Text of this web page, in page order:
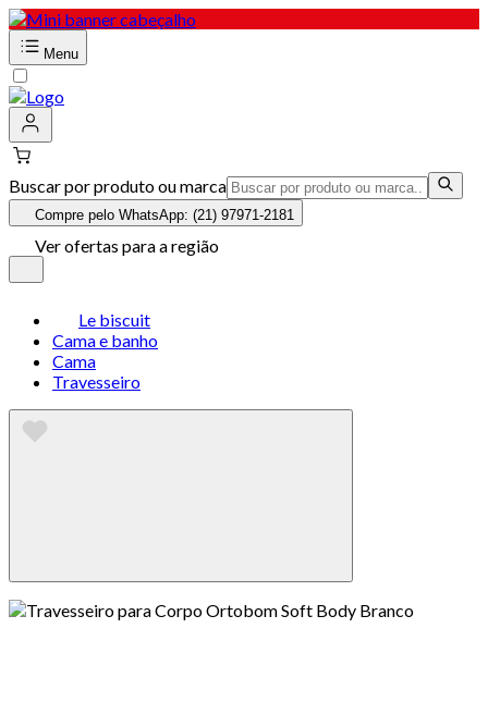
Menu
Buscar por produto ou marca
Compre pelo WhatsApp: (21) 97971-2181
Ver ofertas para a região
Le biscuit
Cama e banho
Cama
Travesseiro